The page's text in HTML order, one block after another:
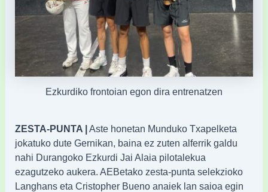
Ezkurdiko frontoian egon dira entrenatzen
ZESTA-PUNTA |Aste honetan Munduko Txapelketa
jokatuko dute Gernikan, baina ez zuten alferrik galdu
nahi Durangoko Ezkurdi Jai Alaia pilotalekua
ezagutzeko aukera. AEBetako zesta-punta selekzioko
Langhans eta Cristopher Bueno anaiek lan saioa egin